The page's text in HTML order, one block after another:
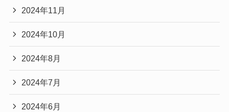
2024年11月
2024年10月
2024年8月
2024年7月
2024年6月